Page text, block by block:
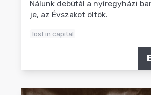
Nálunk debütál a nyíregyházi
je, az Évszakot öltök.
lost in capital